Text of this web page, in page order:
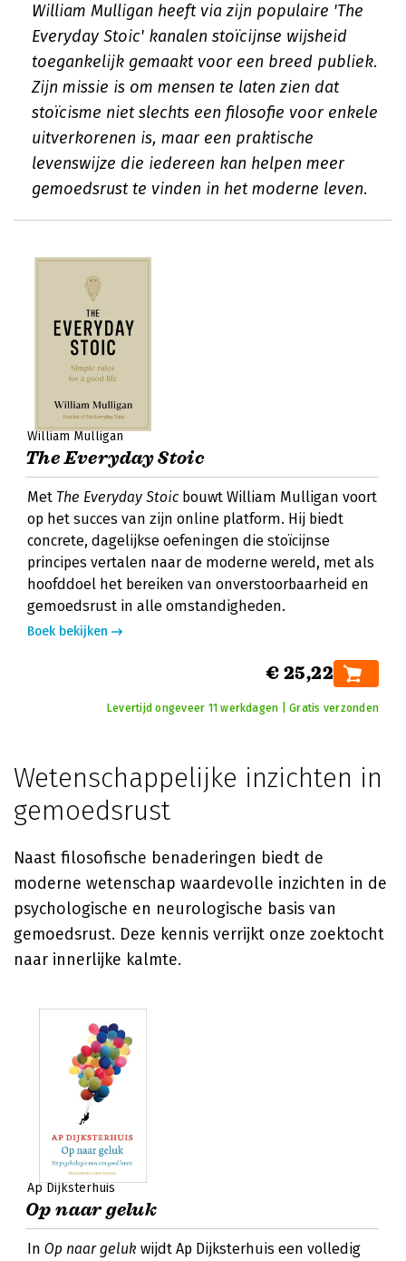
William Mulligan heeft via zijn populaire 'The
Everyday Stoic' kanalen stoïcijnse wijsheid
toegankelijk gemaakt voor een breed publiek.
Zijn missie is om mensen te laten zien dat
stoïcisme niet slechts een filosofie voor enkele
uitverkorenen is, maar een praktische
levenswijze die iedereen kan helpen meer
gemoedsrust te vinden in het moderne leven.
William Mulligan
The Everyday Stoic
Met The Everyday Stoic bouwt William Mulligan voort
op het succes van zijn online platform. Hij biedt
concrete, dagelijkse oefeningen die stoïcijnse
principes vertalen naar de moderne wereld, met als
hoofddoel het bereiken van onverstoorbaarheid en
gemoedsrust in alle omstandigheden.
Boek bekijken
€ 25,22
Levertijd ongeveer 11 werkdagen | Gratis verzonden
Wetenschappelijke inzichten in
gemoedsrust
Naast filosofische benaderingen biedt de
moderne wetenschap waardevolle inzichten in de
psychologische en neurologische basis van
gemoedsrust. Deze kennis verrijkt onze zoektocht
naar innerlijke kalmte.
Ap Dijksterhuis
Op naar geluk
In Op naar geluk wijdt Ap Dijksterhuis een volledig